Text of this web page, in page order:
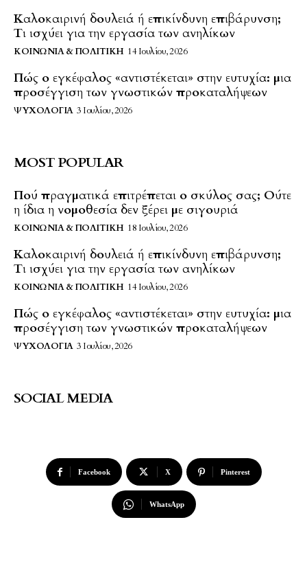
Καλοκαιρινή δουλειά ή επικίνδυνη επιβάρυνση;
Τι ισχύει για την εργασία των ανηλίκων
ΚΟΙΝΩΝΊΑ & ΠΟΛΙΤΙΚΉ 14 Ιουλίου, 2026
Πώς ο εγκέφαλος «αντιστέκεται» στην ευτυχία: μια
προσέγγιση των γνωστικών προκαταλήψεων
ΨΥΧΟΛΟΓΊΑ 3 Ιουλίου, 2026
MOST POPULAR
Πού πραγματικά επιτρέπεται ο σκύλος σας; Ούτε
η ίδια η νομοθεσία δεν ξέρει με σιγουριά
ΚΟΙΝΩΝΊΑ & ΠΟΛΙΤΙΚΉ 18 Ιουλίου, 2026
Καλοκαιρινή δουλειά ή επικίνδυνη επιβάρυνση;
Τι ισχύει για την εργασία των ανηλίκων
ΚΟΙΝΩΝΊΑ & ΠΟΛΙΤΙΚΉ 14 Ιουλίου, 2026
Πώς ο εγκέφαλος «αντιστέκεται» στην ευτυχία: μια
προσέγγιση των γνωστικών προκαταλήψεων
ΨΥΧΟΛΟΓΊΑ 3 Ιουλίου, 2026
SOCIAL MEDIA
Facebook X Pinterest
WhatsApp